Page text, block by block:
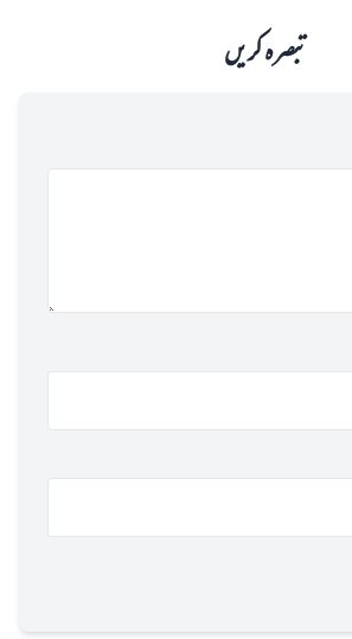
تبصرہ کریں